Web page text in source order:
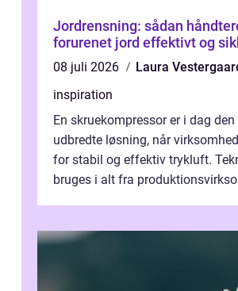
Jordrensning: sådan
forurenet jord effektivt og
08 juli 2026
Laura
inspiration
En skruekompressor er i dag
udbredte løsning, når
for stabil og effektiv trykluft.
bruges i alt fra